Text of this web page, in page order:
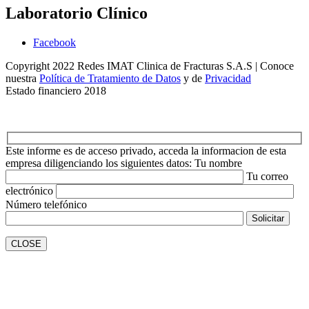
Laboratorio Clínico
Facebook
Copyright 2022 Redes IMAT Clinica de Fracturas S.A.S | Conoce
nuestra Política de Tratamiento de Datos y de Privacidad
Estado financiero 2018
Este informe es de acceso privado, acceda la informacion de esta
empresa diligenciando los siguientes datos: Tu nombre
Tu correo
electrónico
Número telefónico
CLOSE